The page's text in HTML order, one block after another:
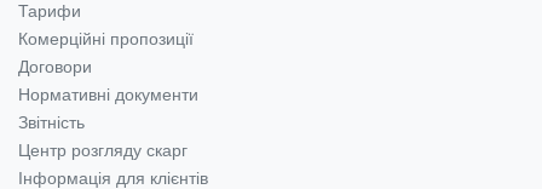
Тарифи
Комерційні пропозиції
Договори
Нормативні документи
Звітність
Центр розгляду скарг
Інформація для клієнтів